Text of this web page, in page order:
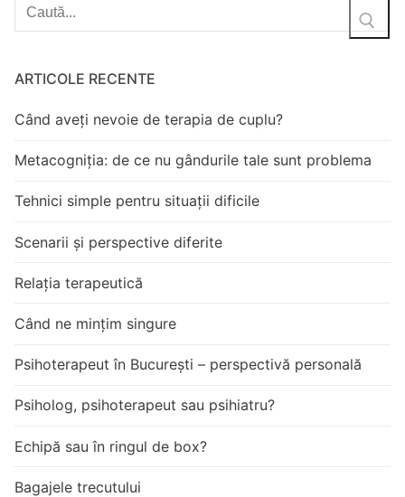
ARTICOLE RECENTE
Când aveți nevoie de terapia de cuplu?
Metacogniția: de ce nu gândurile tale sunt problema
Tehnici simple pentru situații dificile
Scenarii și perspective diferite
Relația terapeutică
Când ne mințim singure
Psihoterapeut în București – perspectivă personală
Psiholog, psihoterapeut sau psihiatru?
Echipă sau în ringul de box?
Bagajele trecutului